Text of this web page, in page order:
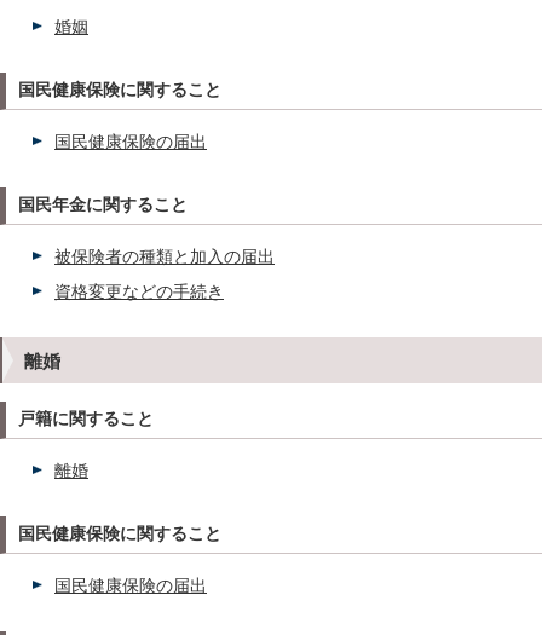
婚姻
国民健康保険に関すること
国民健康保険の届出
国民年金に関すること
被保険者の種類と加入の届出
資格変更などの手続き
離婚
戸籍に関すること
離婚
国民健康保険に関すること
国民健康保険の届出